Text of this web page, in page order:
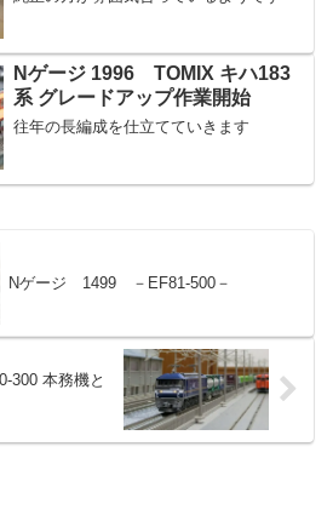
Nゲージ 1996 TOMIX キハ183
系 グレードアップ作業開始
往年の長編成を仕立てていきます
Nゲージ 1499 －EF81-500－
本務機と